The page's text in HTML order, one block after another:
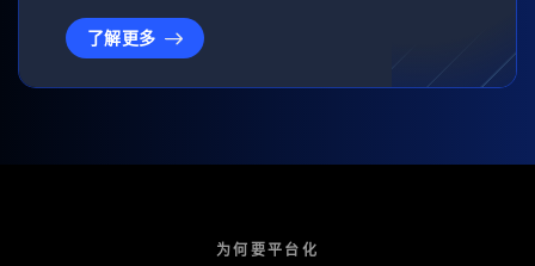
了解更多
为何要平台化